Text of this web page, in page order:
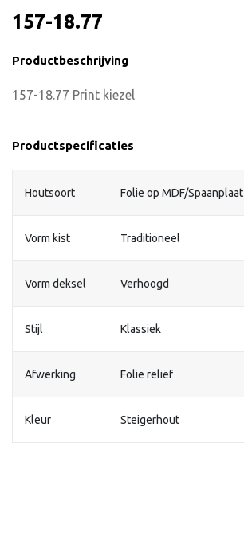
157-18.77
Productbeschrijving
157-18.77 Print kiezel
Productspecificaties
Houtsoort Folie op MDF/Spaanplaat
Vorm kist Traditioneel
Vorm deksel Verhoogd
Stijl Klassiek
Afwerking Folie reliëf
Kleur Steigerhout